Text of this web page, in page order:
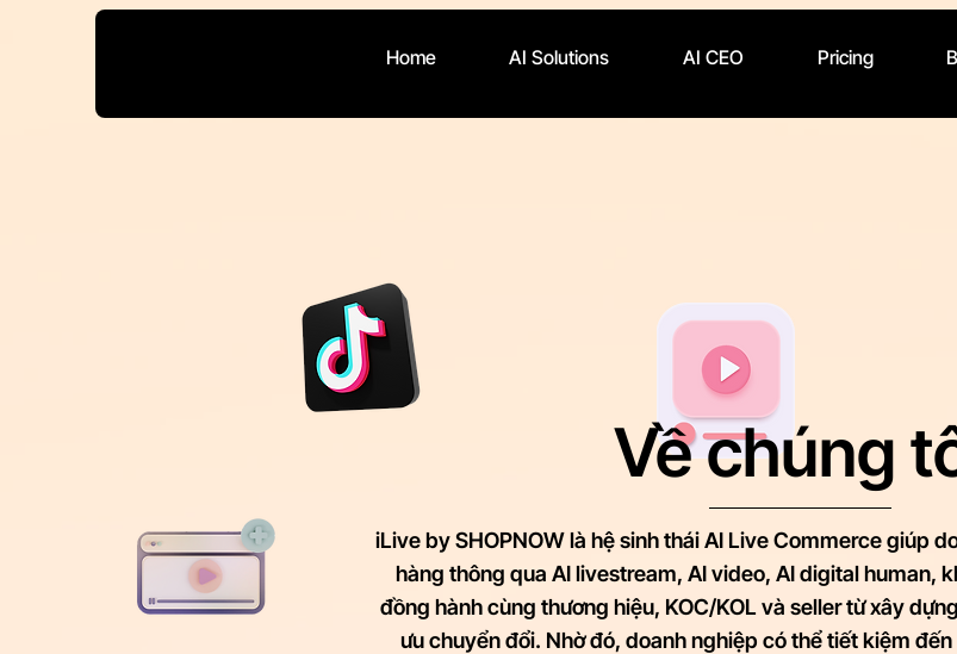
Home AI Solutions AI CEO Pricing
Về chúng
iLive by SHOPNOW là hệ sinh thái AI Live Commercegiúp
hàng thông qua AI livestream, AI video, AI digital human,
đồng hành cùng thương hiệu, KOC/KOL và seller từ xây
ưu chuyển đổi. Nhờ đó, doanh nghiệp có thể tiết kiệm